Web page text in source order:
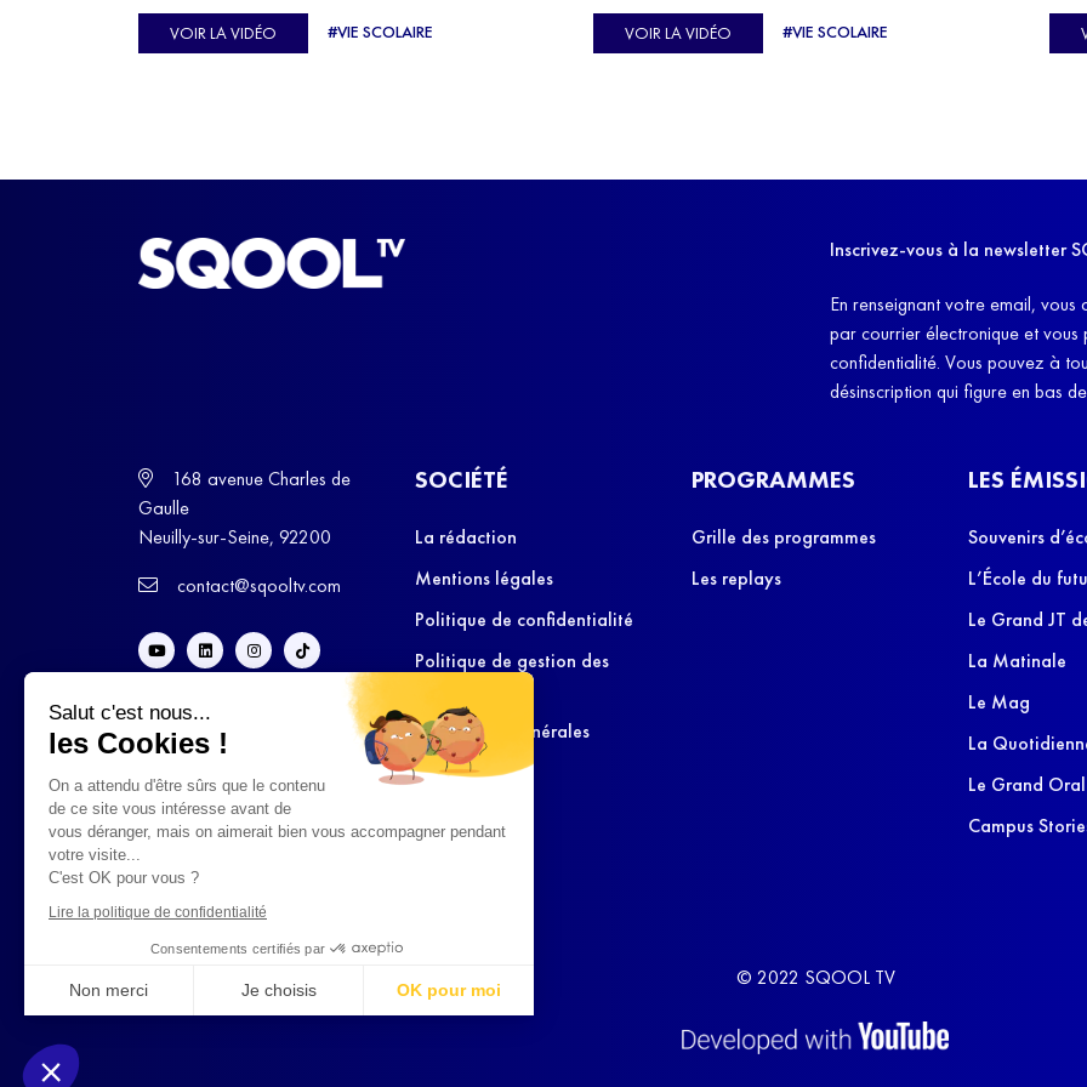
Salut c'est nous...
les Cookies !
On a attendu d'être sûrs que le contenu
de ce site vous intéresse avant de
vous déranger, mais on aimerait bien vous accompagner pendant
votre visite...
C'est OK pour vous ?
Lire la politique de confidentialité
Consentements certifiés par
Non merci Je choisis OK pour moi
Notre plateforme vous permet d'adapter et de gérer vos paramètres de confidentialité, en garantissant la conformité
Ulysse Soriano, vice-champion d'Europe de Horse-
ball, qui a failli abandonner ses études avant de
VOIR LA VIDÉO #VIE SCOLAIRE
C'est l'histoire de nombreux réfugiés, et notamment
celle de Lisa Machukha, que nous vous proposons de
VOIR LA VIDÉO #VIE SCOLAIRE
Inscrivez-vous à la newsletter
En renseignant votre email,
par courrier électronique et
confidentialité. Vous pouvez à
désinscription qui figure en bas
168 avenue Charles de
Gaulle
Neuilly-sur-Seine, 92200
contact@sqooltv.com
SOCIÉTÉ
La rédaction
Mentions légales
Politique de confidentialité
Politique de gestion des
Conditions Générales
d’Utilisation
PROGRAMMES
Grille des programmes
Les replays
LES
Souvenirs
L’École du
Le Grand JT
La Matinale
Le Mag
La
Le Grand Oral
Campus
© 2022 SQOOL TV